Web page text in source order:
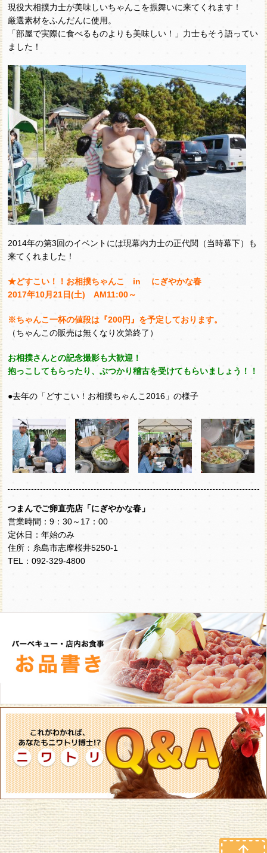
現役大相撲力士が美味しいちゃんこを振舞いに来てくれます！
厳選素材をふんだんに使用。
「部屋で実際に食べるものよりも美味しい！」力士もそう語ってい
ました！
2014年の第3回のイベントには現幕内力士の正代関（当時幕下）も
来てくれました！
★どすこい！！お相撲ちゃんこ in にぎやかな春
2017年10月21日(土) AM11:00～
※ちゃんこ一杯の値段は『200円』を予定しております。
（ちゃんこの販売は無くなり次第終了）
お相撲さんとの記念撮影も大歓迎！
抱っこしてもらったり、ぶつかり稽古を受けてもらいましょう！！
●去年の「どすこい！お相撲ちゃんこ2016」の様子
つまんでご卵直売店「にぎやかな春」
営業時間：9：30～17：00
定休日：年始のみ
住所：糸島市志摩桜井5250-1
TEL：092-329-4800